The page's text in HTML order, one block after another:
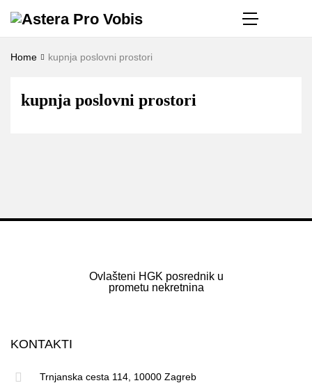
Home kupnja poslovni prostori
kupnja poslovni prostori
Ovlašteni HGK posrednik u
prometu nekretnina
KONTAKTI
Trnjanska cesta 114, 10000 Zagreb